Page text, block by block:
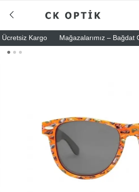
Kargo Mağazalarımız – Bağdat